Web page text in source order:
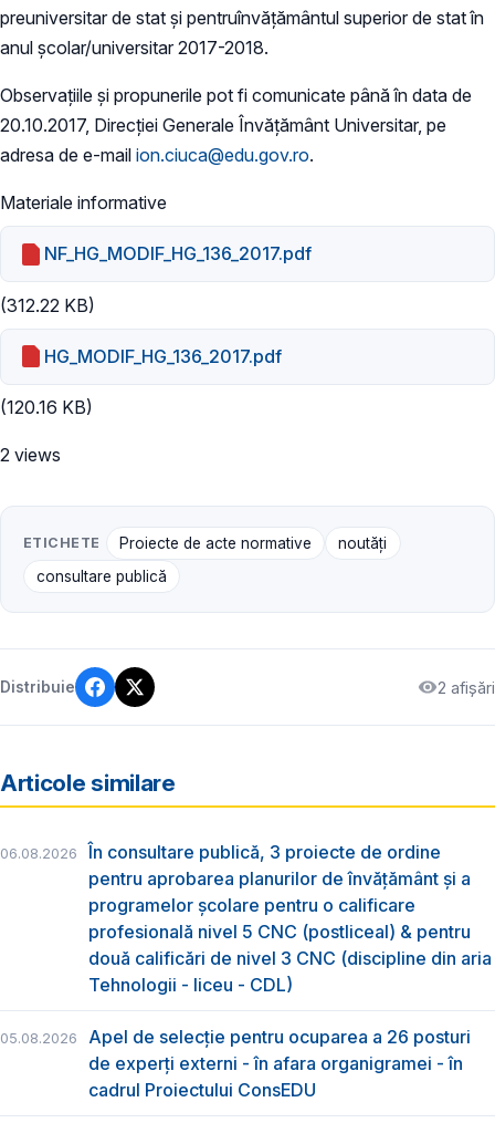
preuniversitar de stat și pentruînvățământul superior de stat în
anul școlar/universitar 2017-2018.
Observațiile și propunerile pot fi comunicate până în data de
20.10.2017, Direcției Generale Învățământ Universitar, pe
adresa de e-mail ion.ciuca@edu.gov.ro.
Materiale informative
NF_HG_MODIF_HG_136_2017.pdf
(312.22 KB)
HG_MODIF_HG_136_2017.pdf
(120.16 KB)
2 views
ETICHETE Proiecte de acte normative
noutăți
consultare publică
Distribuie 2 afișări
Articole similare
06.08.2026
În consultare publică, 3 proiecte de ordine
pentru aprobarea planurilor de învățământ și a
programelor școlare pentru o calificare
profesională nivel 5 CNC (postliceal) & pentru
două calificări de nivel 3 CNC (discipline din aria
Tehnologii - liceu - CDL)
05.08.2026
Apel de selecție pentru ocuparea a 26 posturi
de experți externi - în afara organigramei - în
cadrul Proiectului ConsEDU